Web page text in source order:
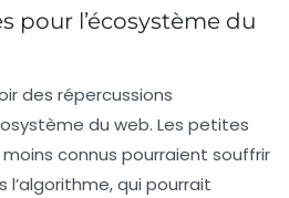
pour l’écosystème du
des répercussions
du web. Les petites
connus pourraient souffrir
qui pourrait